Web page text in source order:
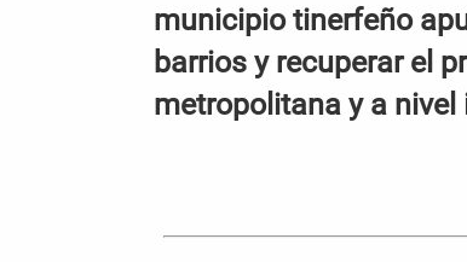
municipio tinerfeño
barrios y recuperar el
metropolitana y a nivel